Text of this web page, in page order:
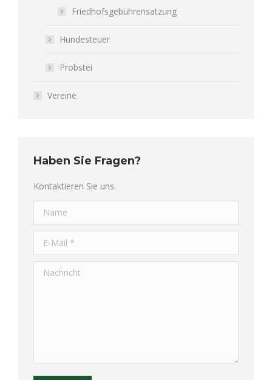
Friedhofsgebührensatzung
Hundesteuer
Probstei
Vereine
Haben Sie Fragen?
Kontaktieren Sie uns.
Name
E-Mail *
Nachricht